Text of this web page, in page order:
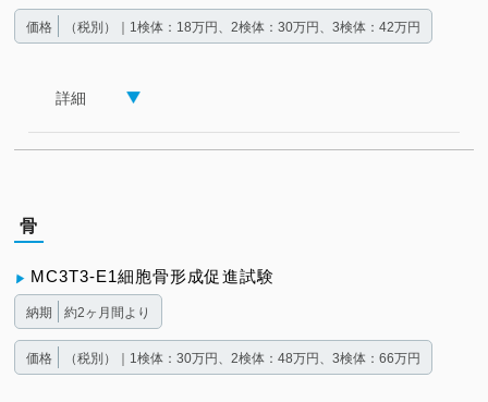
価格 （税別）｜1検体：18万円、2検体：30万円、3検体：42万円
詳細
骨
MC3T3-E1細胞骨形成促進試験
納期 約2ヶ月間より
価格 （税別）｜1検体：30万円、2検体：48万円、3検体：66万円